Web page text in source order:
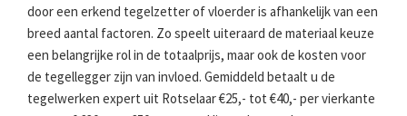
door een erkend tegelzetter of vloerder is afhankelijk van een
breed aantal factoren. Zo speelt uiteraard de materiaal keuze
een belangrijke rol in de totaalprijs, maar ook de kosten voor
de tegellegger zijn van invloed. Gemiddeld betaalt u de
tegelwerken expert uit Rotselaar €25,- tot €40,- per vierkante